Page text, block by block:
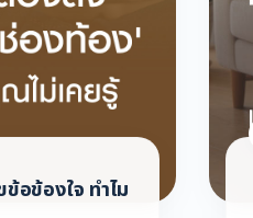
อข้องใจ ทำไม